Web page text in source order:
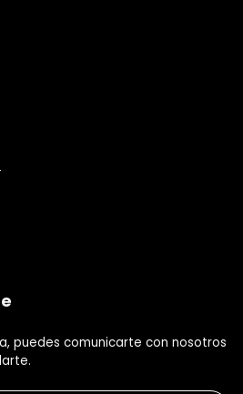
puedes comunicarte con nosotros